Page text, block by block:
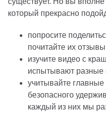
который прекрасно
попросите
почитайте их
изучите видео с
испытывают разные
учитывайте главные
безопасного
каждый из них мы